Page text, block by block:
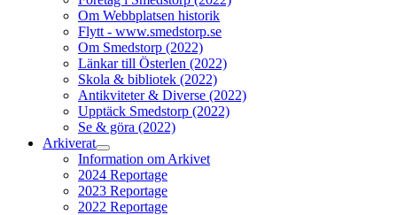
Om Webbplatsen historik
Flytt - www.smedstorp.se
Om Smedstorp (2022)
Länkar till Österlen (2022)
Skola & bibliotek (2022)
Antikviteter & Diverse (2022)
Upptäck Smedstorp (2022)
Se & göra (2022)
Arkiverat
Information om Arkivet
2024 Reportage
2023 Reportage
2022 Reportage